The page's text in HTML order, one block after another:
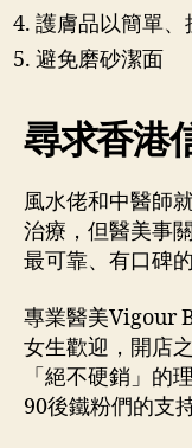
護膚品以簡單
避免磨砂潔面
尋求香港
風水佬和中醫師
治療，但醫美事
最可靠、有口碑
專業醫美Vigour
女生歡迎，開店
「絕不硬銷」的
90後鐵粉們的支持